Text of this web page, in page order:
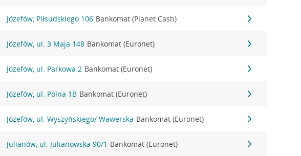
Józefów, Piłsudskiego 106 Bankomat (Planet Cash)
Józefów, ul. 3 Maja 148 Bankomat (Euronet)
Józefów, ul. Parkowa 2 Bankomat (Euronet)
Józefów, ul. Polna 1B Bankomat (Euronet)
Józefów, ul. Wyszyńskiego/ Wawerska Bankomat (Euronet)
Julianów, ul. Julianowska 90/1 Bankomat (Euronet)